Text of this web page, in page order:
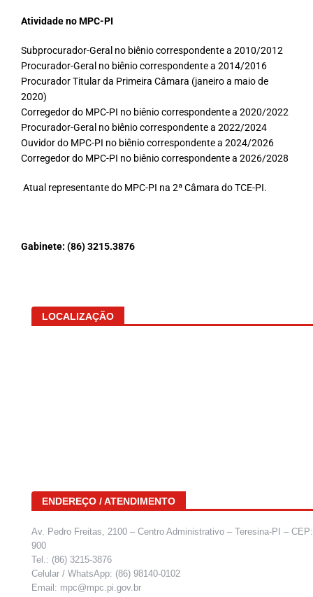
Atividade no MPC-PI
Subprocurador-Geral no biênio correspondente a 2010/2012
Procurador-Geral no biênio correspondente a 2014/2016
Procurador Titular da Primeira Câmara (janeiro a maio de
2020)
Corregedor do MPC-PI no biênio correspondente a 2020/2022
Procurador-Geral no biênio correspondente a 2022/2024
Ouvidor do MPC-PI no biênio correspondente a 2024/2026
Corregedor do MPC-PI no biênio correspondente a 2026/2028
Atual representante do MPC-PI na 2ª Câmara do TCE-PI.
Gabinete: (86) 3215.3876
LOCALIZAÇÃO
ENDEREÇO / ATENDIMENTO
Av. Pedro Freitas, 2100 – Centro Administrativo – Teresina-PI –
900
Tel.: (86) 3215-3876
Celular / WhatsApp: (86) 98140-0102
Email: mpc@mpc.pi.gov.br